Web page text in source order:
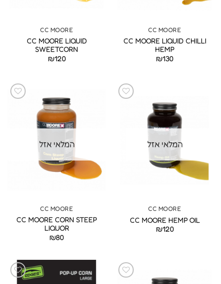
CC MOORE
CC MOORE LIQUID CHILLI
HEMP
₪130
CC MOORE
CC MOORE LIQUID
SWEETCORN
₪120
המלאי אזל
CC MOORE
CC MOORE HEMP OIL
₪120
המלאי אזל
CC MOORE
CC MOORE CORN STEEP
LIQUOR
₪80